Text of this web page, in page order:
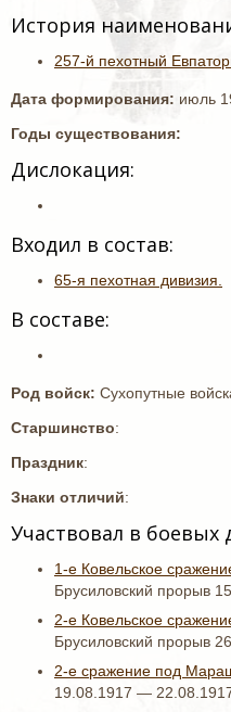
История
257-й пехотный
Дата формирования: июль
Годы существования:
Дислокация:
Входил в состав:
65-я пехотная дивизия.
В составе:
Род войск: Сухопутные
Старшинство:
Праздник:
Знаки отличий:
Участвовал в боевых
1-е Ковельское
Брусиловский прорыв
2-е Ковельское
Брусиловский прорыв
2-е сражение под
19.08.1917 —